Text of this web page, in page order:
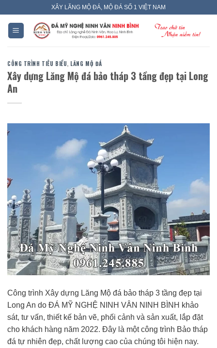
content
XÂY LĂNG MỘ ĐÁ, MỘ ĐÁ SỐ 1 VIỆT NAM
CÔNG TRÌNH TIÊU BIỂU, LĂNG MỘ ĐÁ
Xây dựng Lăng Mộ đá bảo tháp 3 tầng đẹp tại Long
An
Công trình Xây dựng Lăng Mộ đá bảo tháp 3 tầng đẹp tại
Long An do ĐÁ MỸ NGHỆ NINH VÂN NINH BÌNH khảo
sát, tư vấn, thiết kế bản vẽ, phối cảnh và sản xuất, lắp đặt
cho khách hàng năm 2022. Đây là một công trình Bảo tháp
đá tự nhiên đẹp, chất lượng cao của chúng tôi hiện nay.